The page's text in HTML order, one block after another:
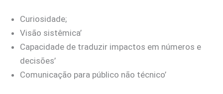
Curiosidade;
Visão sistêmica’
Capacidade de traduzir impactos em números e
decisões’
Comunicação para público não técnico’